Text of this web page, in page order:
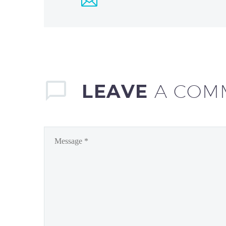
LEAVE A